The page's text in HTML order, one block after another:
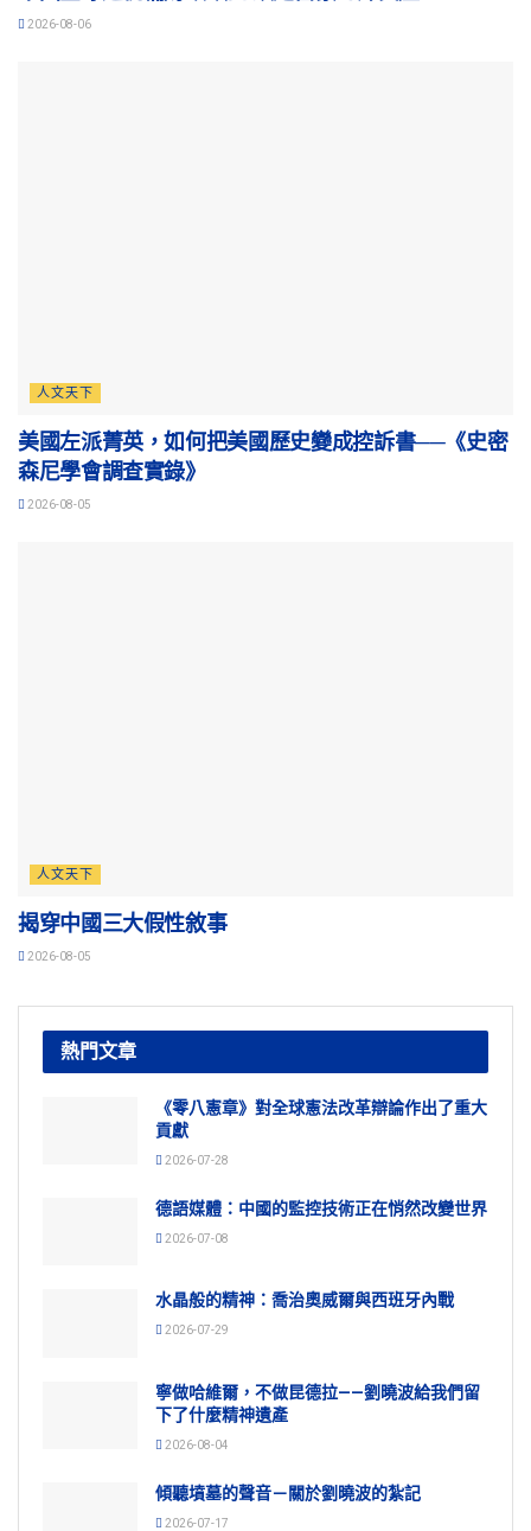
2026-08-06
人文天下
美國左派菁英，如何把美國歷史變成控訴書──《史密
森尼學會調查實錄》
2026-08-05
人文天下
揭穿中國三大假性敘事
2026-08-05
熱門文章
《零八憲章》對全球憲法改革辯論作出了重大
貢獻
2026-07-28
德語媒體：中國的監控技術正在悄然改變世界
2026-07-08
水晶般的精神：喬治奧威爾與西班牙內戰
2026-07-29
寧做哈維爾，不做昆德拉——劉曉波給我們留
下了什麼精神遺產
2026-08-04
傾聽墳墓的聲音－關於劉曉波的紮記
2026-07-17